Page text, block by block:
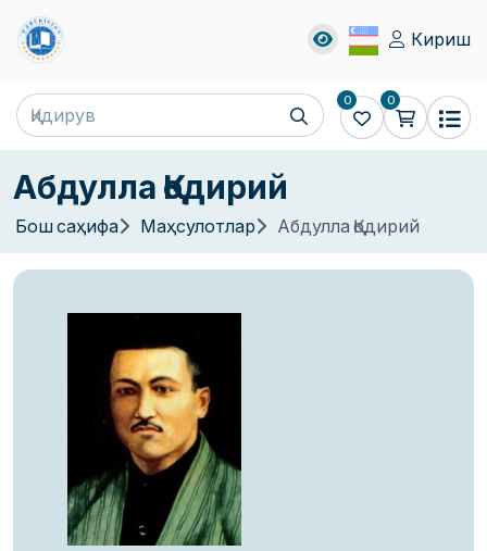
Кириш
0 0
Абдулла Қодирий
Бош саҳифа Маҳсулотлар Абдулла Қодирий